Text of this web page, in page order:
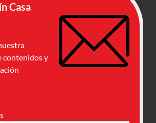
Casa
contenidos y